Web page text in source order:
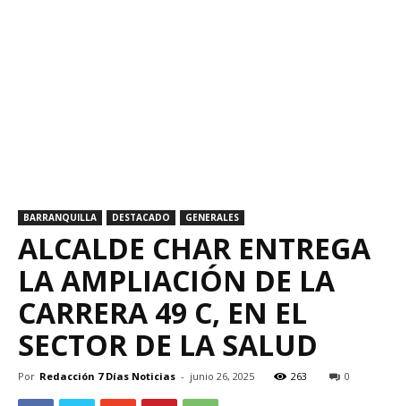
BARRANQUILLA DESTACADO GENERALES
ALCALDE CHAR ENTREGA
LA AMPLIACIÓN DE LA
CARRERA 49 C, EN EL
SECTOR DE LA SALUD
Por Redacción 7 Días Noticias - junio 26, 2025 263 0